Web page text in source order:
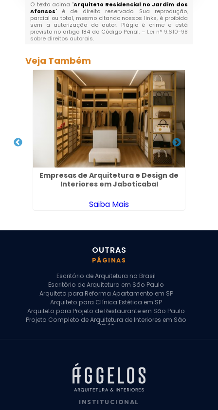
O texto acima "Arquiteto Residencial no Jardim dos
Afonsos" é de direito reservado. Sua reprodução,
parcial ou total, mesmo citando nossos links, é proibida
sem a autorização do autor. Plágio é crime e está
previsto no artigo 184 do Código Penal. – Lei n° 9.610-98
sobre direitos autorais.
Veja Também
Empresas de Arquitetura e Design de
Interiores em Jaboticabal
Saiba Mais
OUTRAS
PÁGINAS
Escritório de Arquitetura no Brasil
Escritório de Arquitetura em São Paulo
Arquiteto para Reforma Apartamento em SP
Arquiteto para Clínica Estética em SP
Arquiteto para Projeto de Restaurante em São Paulo
Projeto Completo de Arquitetura de Interiores em São
Paulo
Arquiteto para Projeto Comercial em São Paulo
Arquiteto Comercial
Arquiteto para Reforma de Apartamento
Arquiteto para Reforma Residencial
Arquitetura para Reforma de Casas
INSTITUCIONAL